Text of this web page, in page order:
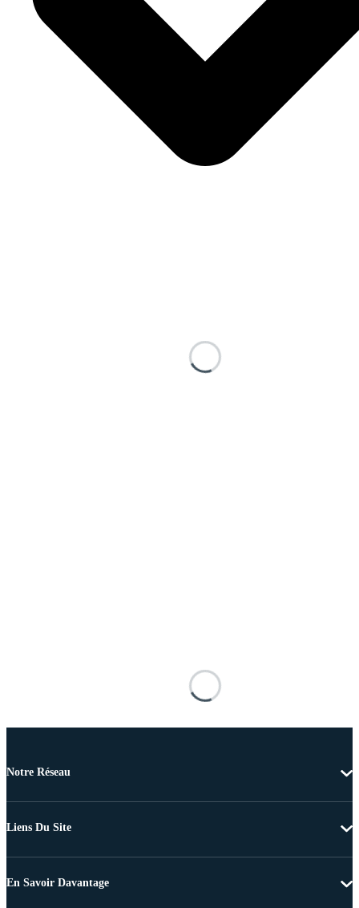
Notre Réseau
Liens Du Site
En Savoir Davantage